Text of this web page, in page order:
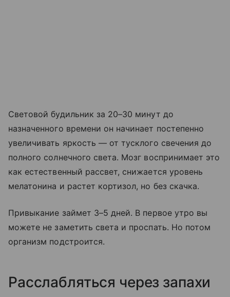
Световой будильник за 20–30 минут до
назначенного времени он начинает постепенно
увеличивать яркость — от тусклого свечения до
полного солнечного света. Мозг воспринимает это
как естественный рассвет, снижается уровень
мелатонина и растет кортизол, но без скачка.
Привыкание займет 3–5 дней. В первое утро вы
можете не заметить света и проспать. Но потом
организм подстроится.
Расслабляться через запахи